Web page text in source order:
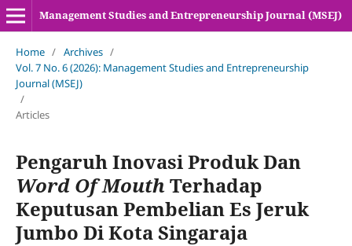
Management Studies and Entrepreneurship Journal (MSEJ)
Home / Archives /
Vol. 7 No. 6 (2026): Management Studies and Entrepreneurship
Journal (MSEJ)
/
Articles
Pengaruh Inovasi Produk Dan
Word Of MouthTerhadap
Keputusan Pembelian Es Jeruk
Jumbo Di Kota Singaraja